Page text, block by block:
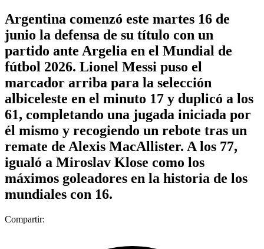
Argentina comenzó este martes 16 de
junio la defensa de su título con un
partido ante Argelia en el Mundial de
fútbol 2026. Lionel Messi puso el
marcador arriba para la selección
albiceleste en el minuto 17 y duplicó a los
61, completando una jugada iniciada por
él mismo y recogiendo un rebote tras un
remate de Alexis MacAllister. A los 77,
igualó a Miroslav Klose como los
máximos goleadores en la historia de los
mundiales con 16.
Compartir: